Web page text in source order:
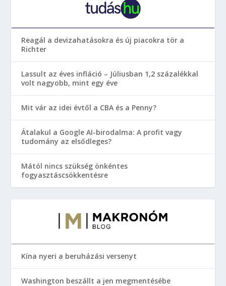
Reagál a devizahatásokra és új piacokra tör a
Richter
Lassult az éves infláció – Júliusban 1,2 százalékkal
volt nagyobb, mint egy éve
Mit vár az idei évtől a CBA és a Penny?
Átalakul a Google AI-birodalma: A profit vagy
tudomány az elsődleges?
Mától nincs szükség önkéntes
fogyasztáscsökkentésre
Kína nyeri a beruházási versenyt
Washington beszállt a jen megmentésébe